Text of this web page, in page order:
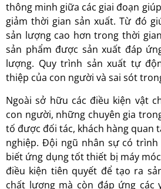
thông minh giữa các giai đoạn
giảm thời gian sản xuất. Từ đó
sản lượng cao hơn trong thời
sản phẩm được sản xuất đáp
lượng. Quy trình sản xuất tự
thiệp của con người và sai sót
Ngoài sở hữu các điều kiện vật
con người, những chuyên gia
tố được đối tác, khách hàng quan
nghiệp. Đội ngũ nhân sự có trình
biết ứng dụng tốt thiết bị máy
điều kiện tiên quyết để tạo ra
chất lượng mà còn đáp ứng các